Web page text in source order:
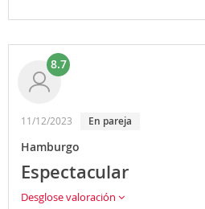
8.7
11/12/2023 En pareja
Hamburgo
Espectacular
Desglose valoración